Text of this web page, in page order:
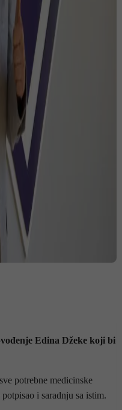
Edina Džeke koji bi
potrebne medicinske
i saradnju sa istim.